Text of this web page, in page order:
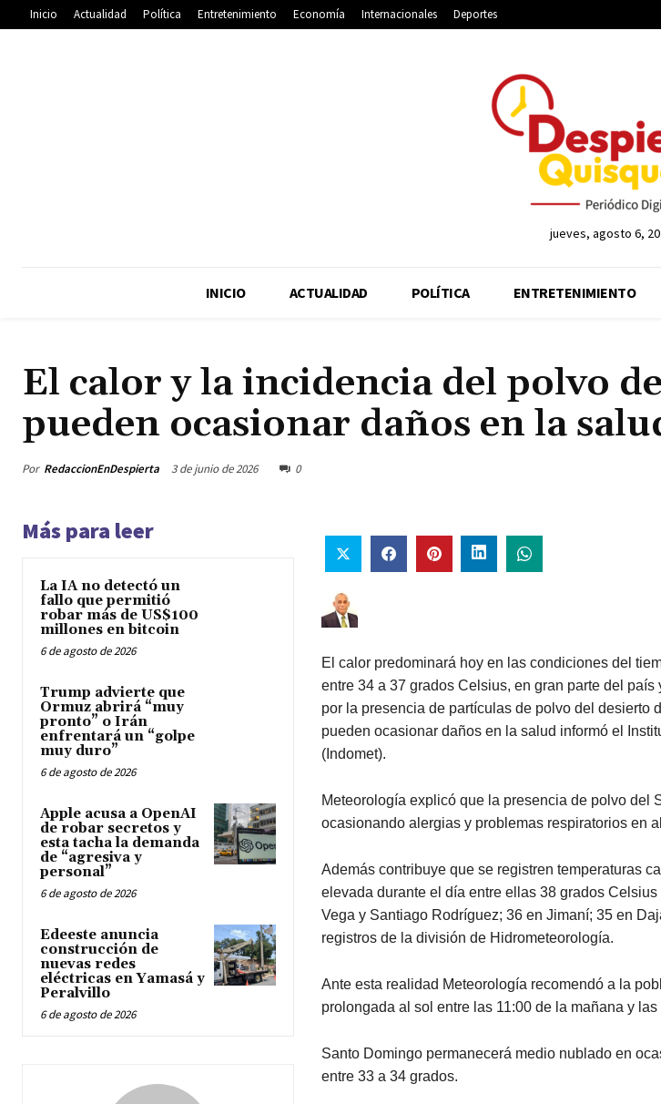
Inicio Actualidad Política Entretenimiento Economía Internacionales Deportes
jueves, agosto 6,
INICIO ACTUALIDAD POLÍTICA ENTRETENIMIENTO
El calor y la incidencia del polvo
pueden ocasionar daños en la
Por RedaccionEnDespierta 3 de junio de 2026 0
Más para leer
La IA no detectó un
fallo que permitió
robar más de US$100
millones en bitcoin
6 de agosto de 2026
Trump advierte que
Ormuz abrirá “muy
pronto” o Irán
enfrentará un “golpe
muy duro”
6 de agosto de 2026
Apple acusa a OpenAI
de robar secretos y
esta tacha la demanda
de “agresiva y
personal”
6 de agosto de 2026
Edeeste anuncia
construcción de
nuevas redes
eléctricas en Yamasá y
Peralvillo
6 de agosto de 2026
El calor predominará hoy en las condiciones del
entre 34 a 37 grados Celsius, en gran parte del
por la presencia de partículas de polvo del desierto
pueden ocasionar daños en la salud informó el
(Indomet).
Meteorología explicó que la presencia de polvo del
ocasionando alergias y problemas respiratorios en
Además contribuye que se registren temperaturas
elevada durante el día entre ellas 38 grados
Vega y Santiago Rodríguez; 36 en Jimaní; 35 en
registros de la división de Hidrometeorología.
Ante esta realidad Meteorología recomendó a la
prolongada al sol entre las 11:00 de la mañana y las
Santo Domingo permanecerá medio nublado en
entre 33 a 34 grados.